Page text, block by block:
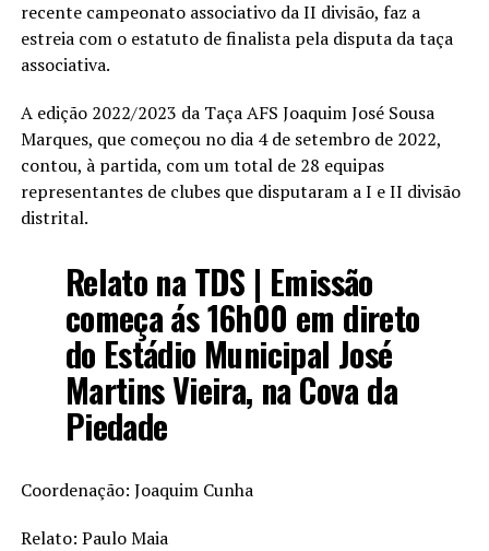
recente campeonato associativo da II divisão, faz a
estreia com o estatuto de finalista pela disputa da taça
associativa.
A edição 2022/2023 da Taça AFS Joaquim José Sousa
Marques, que começou no dia 4 de setembro de 2022,
contou, à partida, com um total de 28 equipas
representantes de clubes que disputaram a I e II divisão
distrital.
Relato na TDS | Emissão
começa ás 16h00 em direto
do Estádio Municipal José
Martins Vieira, na Cova da
Piedade
Coordenação: Joaquim Cunha
Relato: Paulo Maia